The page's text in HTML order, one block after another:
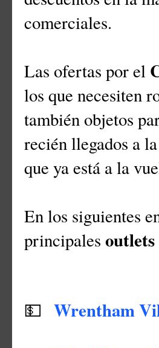
comerciales.
Las ofertas por el
los que necesiten
también objetos
recién llegados a
que ya está a la
En los siguientes
principales outlets
💵 Wrentham